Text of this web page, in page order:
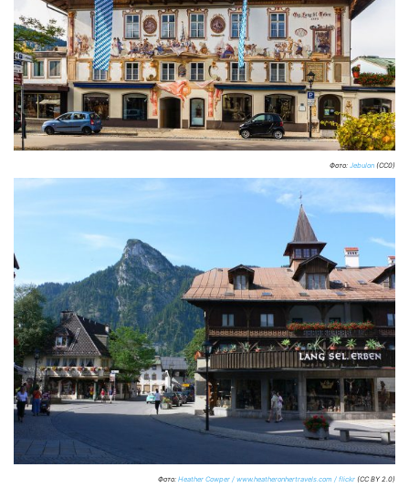
Фото: Jebulon (CC0)
Фото: Heather Cowper / www.heatheronhertravels.com / flickr (CC BY 2.0)